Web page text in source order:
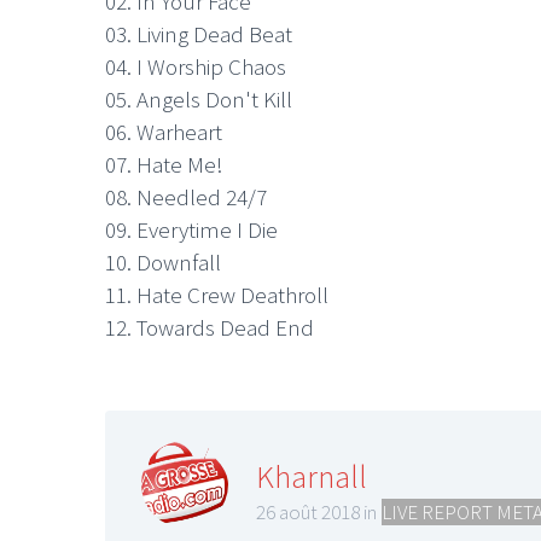
03. Living Dead Beat
04. I Worship Chaos
05. Angels Don't Kill
06. Warheart
07. Hate Me!
08. Needled 24/7
09. Everytime I Die
10. Downfall
11. Hate Crew Deathroll
12. Towards Dead End
Kharnall
26 août 2018 in LIVE REPORT